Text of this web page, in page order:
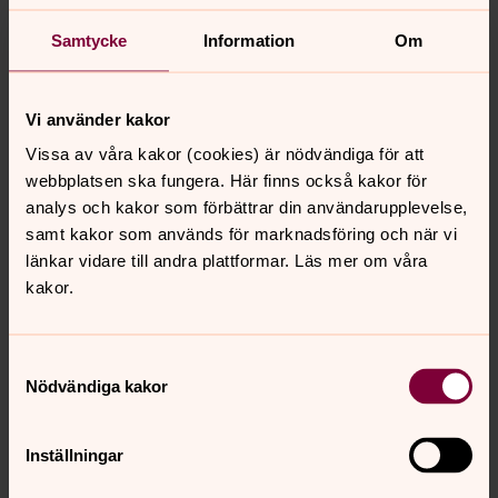
Samtycke Information Om
Vi använder kakor
Vissa av våra kakor (cookies) är nödvändiga för att
webbplatsen ska fungera. Här finns också kakor för
analys och kakor som förbättrar din användarupplevelse,
samt kakor som används för marknadsföring och när vi
länkar vidare till andra plattformar. Läs mer om våra
kakor.
Nödvändiga kakor
Inställningar
om hur en begravning kan gå till.
Gravplatsbestämmelser
Varje kyrkogård är uppdelad i kvarter och det kan finnas
S:t Lars krematorium/kapell
Arbetet på kyrkogården!
sommarblommor blir planterade veckan innan
som drog förbi i december, skogar och kyrkogårdar har
att iaktta stor försiktighet då omfattande röjningsarbete
pågår både på kyrkogårdarna och i angränsande